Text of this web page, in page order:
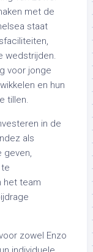
met de
staat
wedstrijden.
voor jonge
en hun
tillen.
in de
als
geven,
het team
zowel Enzo